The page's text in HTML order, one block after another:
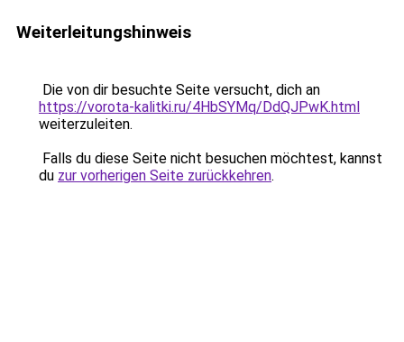
Weiterleitungshinweis
Die von dir besuchte Seite versucht, dich an
https://vorota-kalitki.ru/4HbSYMq/DdQJPwK.html
weiterzuleiten.
Falls du diese Seite nicht besuchen möchtest, kannst
du zur vorherigen Seite zurückkehren.